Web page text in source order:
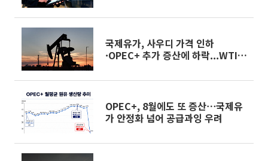
국제유가, 사우디 가격 인하
·OPEC+ 추가 증산에 하락...WTI
OPEC+, 8월에도 또 증산⋯국제유
가 안정화 넘어 공급과잉 우려